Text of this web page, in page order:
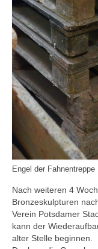
Engel der Fahnentreppe
Nach weiteren 4
Bronzeskulpturen
Verein Potsdamer
kann der
alter Stelle beginnen.